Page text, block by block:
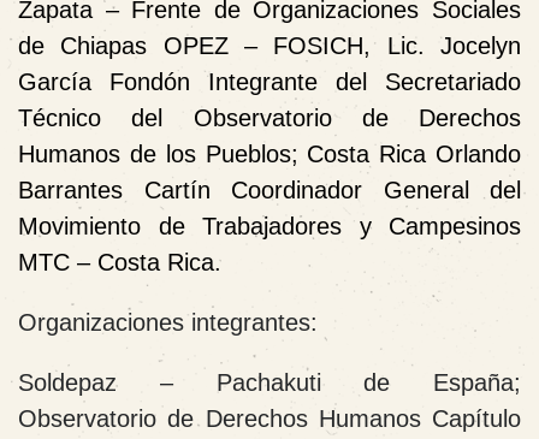
Zapata – Frente de Organizaciones Sociales
de Chiapas OPEZ – FOSICH, Lic. Jocelyn
García Fondón Integrante del Secretariado
Técnico del Observatorio de Derechos
Humanos de los Pueblos; Costa Rica Orlando
Barrantes Cartín Coordinador General del
Movimiento de Trabajadores y Campesinos
MTC – Costa Rica.
Organizaciones integrantes:
Soldepaz – Pachakuti de España;
Observatorio de Derechos Humanos Capítulo